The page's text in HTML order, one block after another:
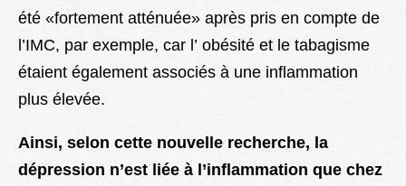
été «fortement atténuée» après pris en compte de
l’IMC, par exemple, car l’ obésité et le tabagisme
étaient également associés à une inflammation
plus élevée.
Ainsi, selon cette nouvelle recherche, la
dépression n’est liée à l’inflammation que chez